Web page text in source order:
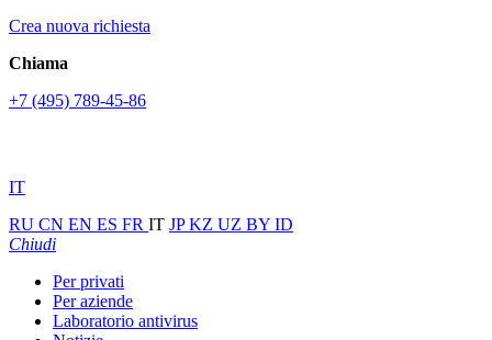
Crea nuova richiesta
Chiama
+7 (495) 789-45-86
IT
RU CN EN ES FR IT JPKZ UZ BY ID
Chiudi
Per privati
Per aziende
Laboratorio antivirus